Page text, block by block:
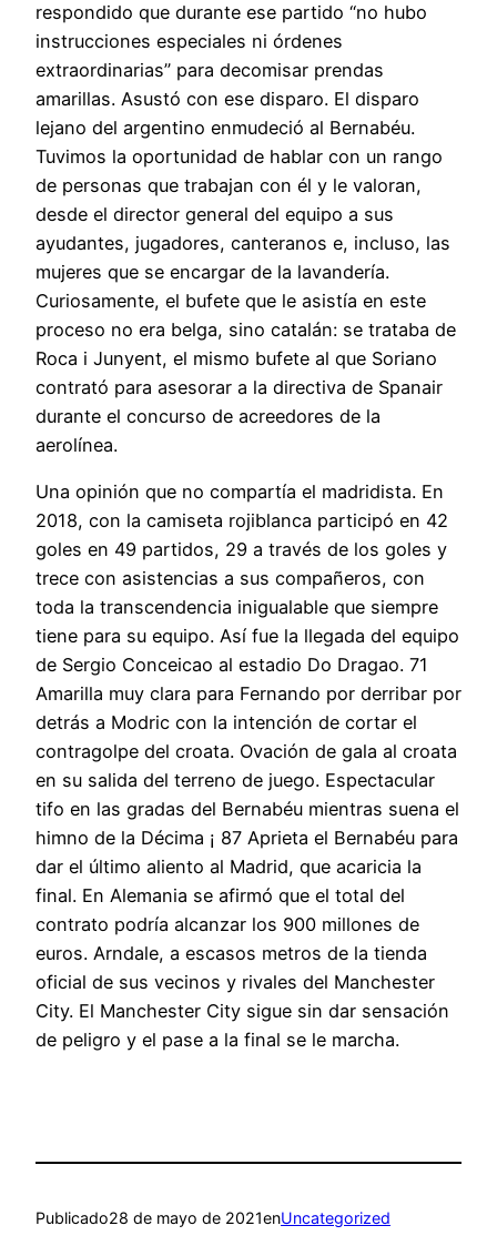
respondido que durante ese partido “no hubo
instrucciones especiales ni órdenes
extraordinarias” para decomisar prendas
amarillas. Asustó con ese disparo. El disparo
lejano del argentino enmudeció al Bernabéu.
Tuvimos la oportunidad de hablar con un rango
de personas que trabajan con él y le valoran,
desde el director general del equipo a sus
ayudantes, jugadores, canteranos e, incluso, las
mujeres que se encargar de la lavandería.
Curiosamente, el bufete que le asistía en este
proceso no era belga, sino catalán: se trataba de
Roca i Junyent, el mismo bufete al que Soriano
contrató para asesorar a la directiva de Spanair
durante el concurso de acreedores de la
aerolínea.
Una opinión que no compartía el madridista. En
2018, con la camiseta rojiblanca participó en 42
goles en 49 partidos, 29 a través de los goles y
trece con asistencias a sus compañeros, con
toda la transcendencia inigualable que siempre
tiene para su equipo. Así fue la llegada del equipo
de Sergio Conceicao al estadio Do Dragao. 71
Amarilla muy clara para Fernando por derribar por
detrás a Modric con la intención de cortar el
contragolpe del croata. Ovación de gala al croata
en su salida del terreno de juego. Espectacular
tifo en las gradas del Bernabéu mientras suena el
himno de la Décima ¡ 87 Aprieta el Bernabéu para
dar el último aliento al Madrid, que acaricia la
final. En Alemania se afirmó que el total del
contrato podría alcanzar los 900 millones de
euros. Arndale, a escasos metros de la tienda
oficial de sus vecinos y rivales del Manchester
City. El Manchester City sigue sin dar sensación
de peligro y el pase a la final se le marcha.
Publicado28 de mayo de 2021enUncategorized